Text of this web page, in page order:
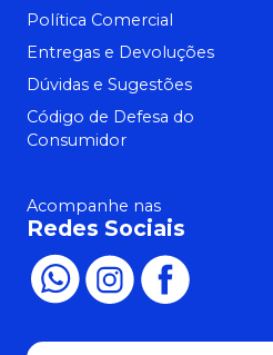
Política Comercial
Entregas e Devoluções
Dúvidas e Sugestões
Código de Defesa do
Consumidor
Acompanhe nas
Redes Sociais